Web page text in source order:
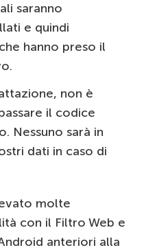
saranno
e quindi
hanno preso il
non è
il codice
Nessuno sarà in
dati in caso di
molte
con il Filtro Web e
anteriori alla